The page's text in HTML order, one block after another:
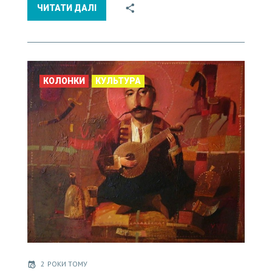
ЧИТАТИ ДАЛІ
КОЛОНКИ КУЛЬТУРА
2 РОКИ ТОМУ